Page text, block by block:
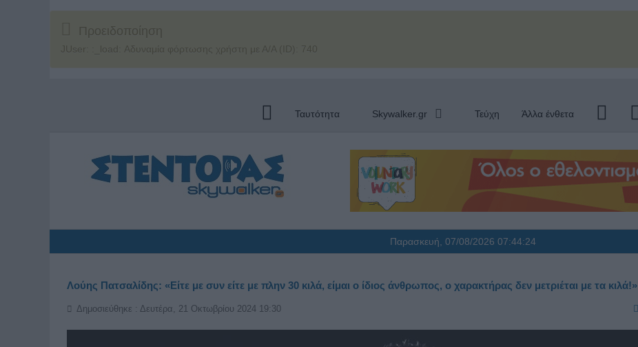
Προειδοποίηση
JUser: :_load: Αδυναμία φόρτωσης χρήστη με Α/Α (ID): 740
Ταυτότητα Skywalker.gr Τεύχη Άλλα ένθετα
Παρασκευή, 07/08/2026 07:44:25
Λούης Πατσαλίδης: «Είτε με συν είτε με πλην 30 κιλά, είμαι ο ίδιος άνθρωπος, ο χαρακτήρας δεν μετριέται με τα κιλά!»
Δημοσιεύθηκε : Δευτέρα, 21 Οκτωβρίου 2024 19:30